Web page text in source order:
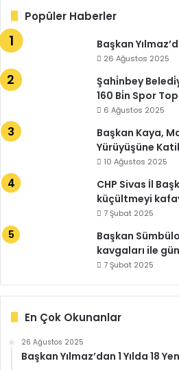
Popüler Haberler
Başkan
26 Ağustos 2025
Şahi̇nbey
160 Bi̇n Spor
6 Ağustos 2025
Başkan Kaya,
Yürüyüşüne
10 Ağustos 2025
CHP Sivas İl
küçültmeyi
7 Şubat 2025
Başkan
kavgaları ile
7 Şubat 2025
En Çok Okunanlar
26 Ağustos 2025
Başkan Yılmaz’dan 1 Yılda 18